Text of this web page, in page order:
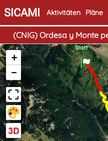
SICAMI Aktivitäten Pläne
(CNIG) Ordesa y Monte
Start
+
−